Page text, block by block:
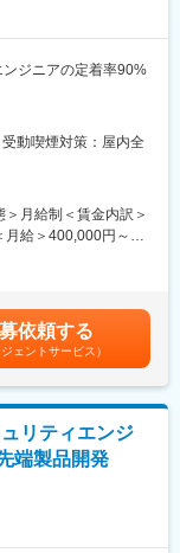
、在宅勤務やフレッ
を担う開発の中核組
品を支えながら、AI
を支え、世界中の研
AI（機械学習/DL）を
.NET技術を活用した
後3年程度で製品担当
ます。
ェア共にトップクラ
ジニアの定着率90%
業務に従事していた
務
の改版、メンテナン
のトラブルなど）
ド、顧客対応等）
作、設計業務
いただく場合もござ
お話しできればと思
動喫煙対策：屋内全
月給制＜賃金内訳＞
給＞400,000円～
があります。月給(月
依頼する
ジェントサービス）
リティエンジ
端製品開発